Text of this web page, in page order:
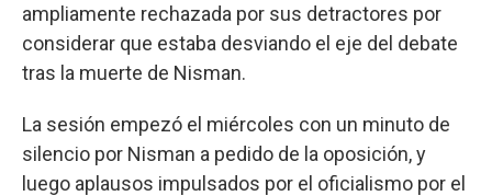
ampliamente rechazada por sus detractores por
considerar que estaba desviando el eje del debate
tras la muerte de Nisman.
La sesión empezó el miércoles con un minuto de
silencio por Nisman a pedido de la oposición, y
luego aplausos impulsados por el oficialismo por el